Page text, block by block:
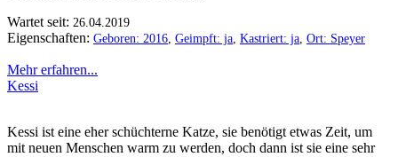
Wartet seit: 26.04.2019
Eigenschaften: Geboren: 2016 Geimpft: ja Kastriert: ja Ort: Speyer
Mehr erfahren...
Kessi
Kessi ist eine eher schüchterne Katze, sie benötigt etwas Zeit, um
mit neuen Menschen warm zu werden, doch dann ist sie eine sehr